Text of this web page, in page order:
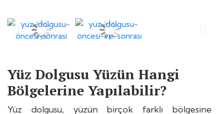
Yüz Dolgusu Yüzün Hangi
Bölgelerine Yapılabilir?
Yüz dolgusu, yüzün birçok farklı bölgesine